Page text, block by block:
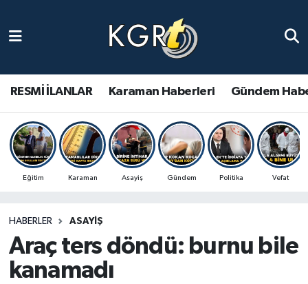
RESMİ İLANLAR Karaman Haberleri Gündem
Eğitim Karaman Asayiş Gündem Politika Vefat
HABERLER ASAYIŞ
Araç ters döndü: burnu bile
kanamadı
Gündem Haberleri
Güncel Haberler
Spor Haberleri
Ulusal Haberler
Vefat Edenler